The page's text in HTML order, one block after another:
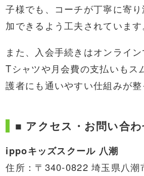
子様でも、コーチが丁寧に寄
加できるよう工夫されています
また、入会手続きはオンライ
Tシャツや月会費の支払いもス
護者にも通いやすい仕組みが整
■ アクセス・お問い合わ
ippoキッズスクール 八潮
住所：〒340-0822 埼玉県八潮